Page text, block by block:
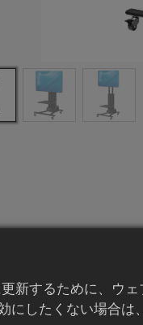
新するために、ウ
したくない場合